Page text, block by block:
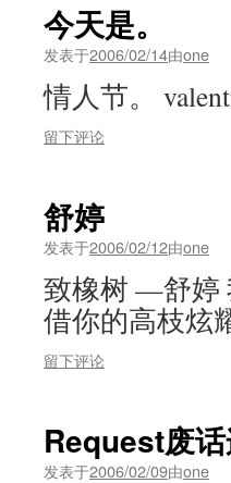
今天是。
发表于2006/02/14由one
情人节。
留下评论
舒婷
发表于2006/02/12由one
致橡树 —舒婷
借你的高枝炫
留下评论
Request废
发表于2006/02/09由one